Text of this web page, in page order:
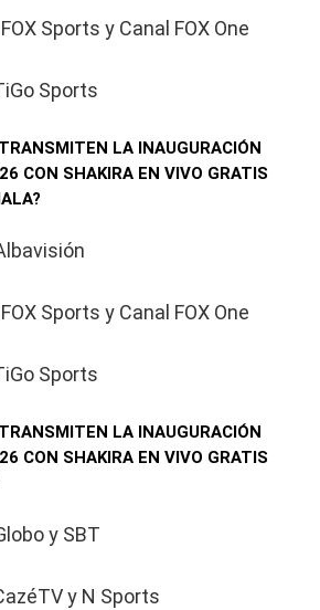
FOX Sports y Canal FOX One
Sports
LA INAUGURACIÓN
CON SHAKIRA EN VIVO GRATIS
FOX Sports y Canal FOX One
Sports
LA INAUGURACIÓN
CON SHAKIRA EN VIVO GRATIS
y SBT
y N Sports